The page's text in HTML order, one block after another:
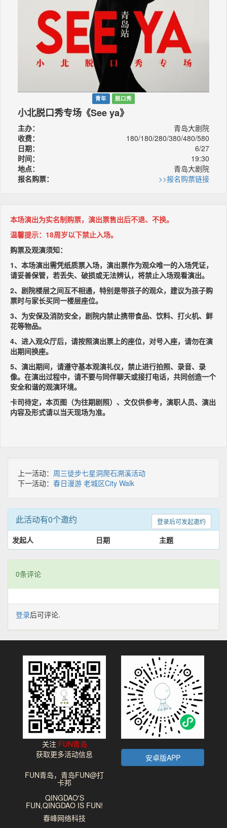
青年 脱口秀
小北脱口秀专场《See ya》
主办：
青岛大剧院
收费：
180/180/280/380/480/580
日期：
6/27
时间：
19:30
地点：
青岛大剧院
报名购票：
>>报名购票链接
本场演出为实名制购票，演出票售出后不退、不换。
温馨提示：18周岁以下禁止入场。
购票及观演须知：
1、本场演出需凭纸质票入场，演出票作为观众唯一的入场凭证，
请妥善保管，若丢失、破损或无法辨认，将禁止入场观看演出。
2、剧院楼层之间互不相通，特别是带孩子的观众，建议为孩子购
票时与家长买同一楼层座位。
3、为安保及消防安全，剧院内禁止携带食品、饮料、打火机、鲜
花等物品。
4、进入观众厅后，请按照演出票上的座位，对号入座，请勿在演
出期间换座。
5、演出期间，请遵守基本观演礼仪，禁止进行拍照、录音、录
像。在演出过程中，请不要与同伴聊天或接打电话，共同创造一个
安全和谐的观演环境。
卡司待定，本页图（为往期剧照）、文仅供参考，演职人员、演出
内容及形式请以当天现场为准。
上一活动： 周三徒步七星洞爬石溯溪活动
下一活动： 春日漫游 老城区City Walk
登录后可发起邀约
此活动有0个邀约
发起人 日期 主题
0条评论
登录后可评论.
关注 FUN青岛
获取更多活动信息
安卓版APP
FUN青岛，青岛FUN@打
卡邦
QINGDAO'S
FUN,QINGDAO IS FUN!
春峰网络科技